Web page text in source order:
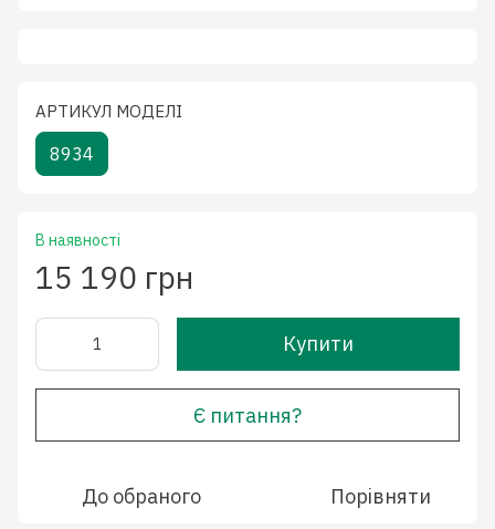
АРТИКУЛ МОДЕЛІ
8934
В наявності
15 190 грн
Купити
Є питання?
До обраного Порівняти